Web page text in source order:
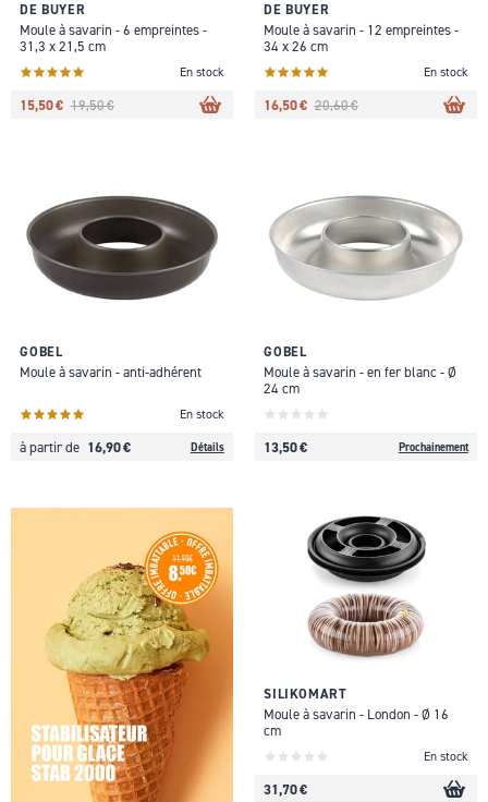
DE BUYER
Moule à savarin - 6 empreintes -
31,3 x 21,5 cm
En stock
15,50 € 19,50 €
DE BUYER
Moule à savarin - 12 empreintes -
34 x 26 cm
En stock
16,50 € 20,60 €
GOBEL
Moule à savarin - anti-adhérent
En stock
à partir de 16,90 € Détails
GOBEL
Moule à savarin - en fer blanc - Ø
24 cm
13,50 € Prochainement
SILIKOMART
Moule à savarin - London - Ø 16
cm
En stock
31,70 €